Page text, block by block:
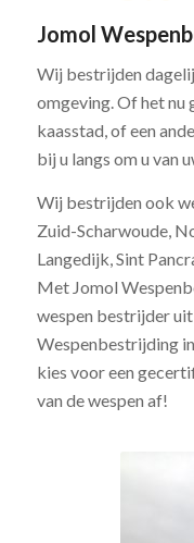
Jomol
Wij bestrijden
omgeving. Of het nu
kaasstad, of een
bij u langs om u van
Wij bestrijden ook
Zuid-Scharwoude,
Langedijk, Sint
Met Jomol
wespen bestrijder
Wespenbestrijding
kies voor een
van de wespen af!